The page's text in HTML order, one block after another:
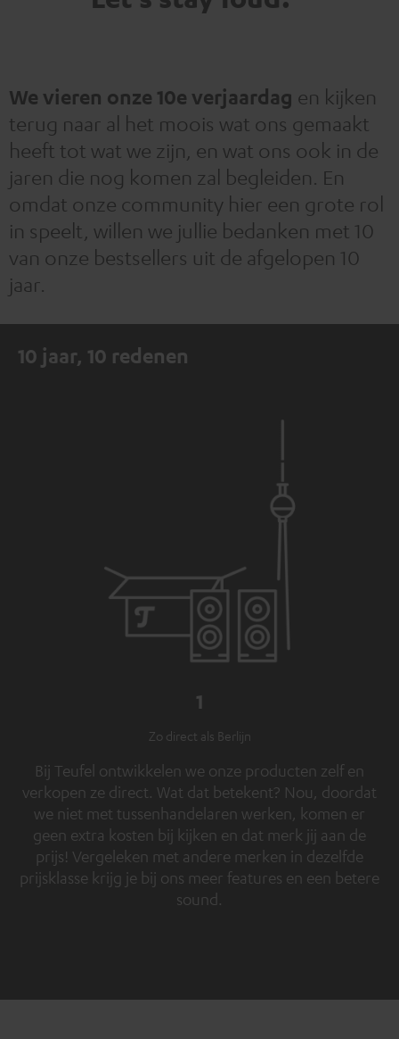
We vieren onze 10e verjaardag en kijken
terug naar al het moois wat ons gemaakt
heeft tot wat we zijn, en wat ons ook in de
jaren die nog komen zal begleiden. En
omdat onze community hier een grote rol
in speelt, willen we jullie bedanken met 10
van onze bestsellers uit de afgelopen 10
jaar.
10 jaar, 10 redenen
1
Zo direct als Berlijn
Bij Teufel ontwikkelen we onze producten zelf en
verkopen ze direct. Wat dat betekent? Nou, doordat
we niet met tussenhandelaren werken, komen er
geen extra kosten bij kijken en dat merk jij aan de
prijs! Vergeleken met andere merken in dezelfde
prijsklasse krijg je bij ons meer features en een betere
sound.